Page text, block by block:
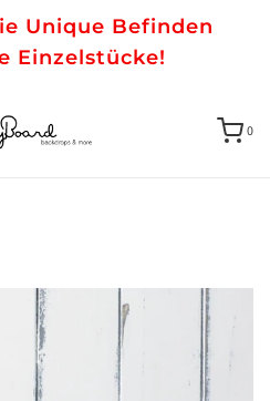
Unique Befinden
Einzelstücke!
0